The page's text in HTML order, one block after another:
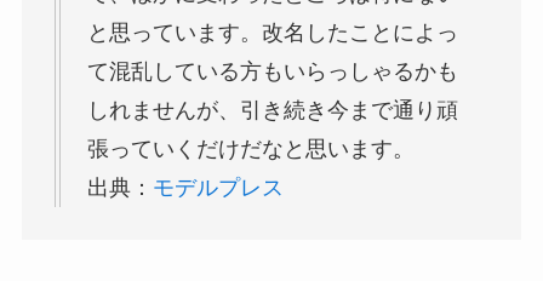
と思っています。改名したことによっ
て混乱している方もいらっしゃるかも
しれませんが、引き続き今まで通り頑
張っていくだけだなと思います。
出典： モデルプレス